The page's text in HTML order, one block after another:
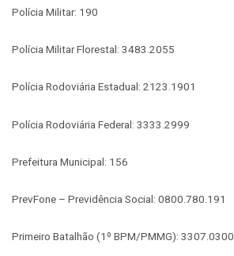
Polícia Militar: 190
Polícia Militar Florestal: 3483.2055
Polícia Rodoviária Estadual: 2123.1901
Polícia Rodoviária Federal: 3333.2999
Prefeitura Municipal: 156
PrevFone – Previdência Social: 0800.780.191
Primeiro Batalhão (1º BPM/PMMG): 3307.0300